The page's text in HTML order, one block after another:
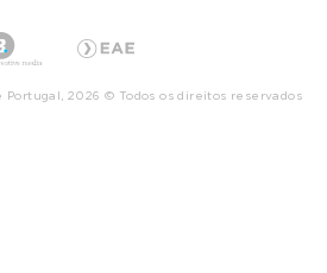
Portugal, 2026 © Todos os direitos reservados